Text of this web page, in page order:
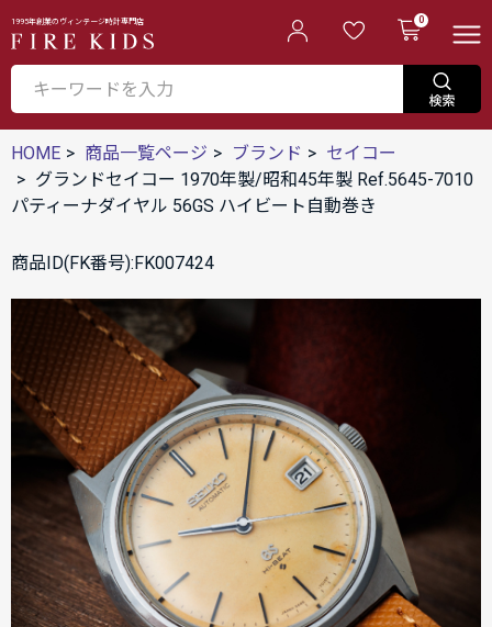
1995年創業のヴィンテージ時計専門店 0
HOME 商品一覧ページ ブランド
セイコー
グランドセイコー 1970年製/昭和45年製 Ref.5645-7010
パティーナダイヤル 56GS ハイビート自動巻き
商品ID(FK番号):FK007424